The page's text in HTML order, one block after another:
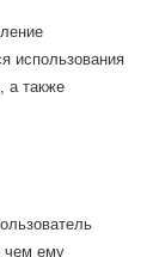
использования
а также
чем ему